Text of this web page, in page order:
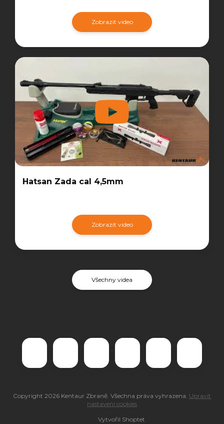
Zobrazit video
Hatsan Zada cal 4,5mm
Zobrazit video
Všechny videa
Vytvořil Shoptet
Copyright 2026 Kentaur Zbraně. Všechna práva vyhrazena. Upravit
nastavení cookies